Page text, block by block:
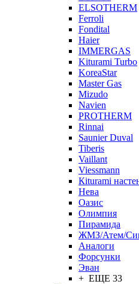
ELSOTHERM
Ferroli
Fondital
Haier
IMMERGAS
Kiturami Turbo
KoreaStar
Master Gas
Mizudo
Navien
PROTHERM
Rinnai
Saunier Duval
Tiberis
Vaillant
Viessmann
Кiturami
Нева
Оазис
Олимпия
Пирамида
ЖМЗ/Атем/
Aналоги
Форсунки
Эван
+ ЕЩЕ 33